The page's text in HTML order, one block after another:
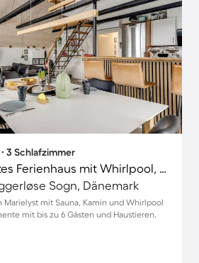
3 Schlafzimmer
Voll ausgestattetes Ferienhaus mit Whirlpool, Grill und Garten | Haustierfreundlich
Sogn, Dänemark
Marielyst mit Sauna, Kamin und Whirlpool
mit bis zu 6 Gästen und Haustieren.